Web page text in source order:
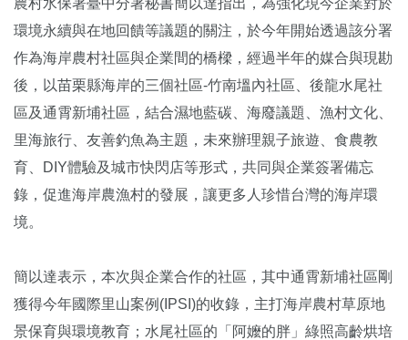
農村水保署臺中分署秘書簡以達指出，為強化現今企業對於
環境永續與在地回饋等議題的關注，於今年開始透過該分署
作為海岸農村社區與企業間的橋樑，經過半年的媒合與現勘
後，以苗栗縣海岸的三個社區-竹南塭內社區、後龍水尾社
區及通霄新埔社區，結合濕地藍碳、海廢議題、漁村文化、
里海旅行、友善釣魚為主題，未來辦理親子旅遊、食農教
育、DIY體驗及城市快閃店等形式，共同與企業簽署備忘
錄，促進海岸農漁村的發展，讓更多人珍惜台灣的海岸環
境。
簡以達表示，本次與企業合作的社區，其中通霄新埔社區剛
獲得今年國際里山案例(IPSI)的收錄，主打海岸農村草原地
景保育與環境教育；水尾社區的「阿嬤的胖」綠照高齡烘培